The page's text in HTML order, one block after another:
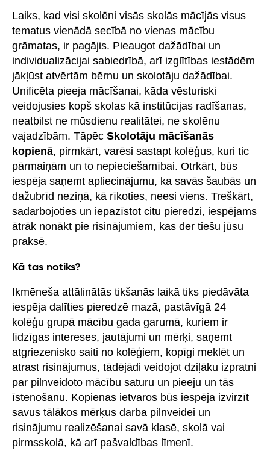
Laiks, kad visi skolēni visās skolās mācījās visus
tematus vienādā secībā no vienas mācību
grāmatas, ir pagājis. Pieaugot dažādībai un
individualizācijai sabiedrībā, arī izglītības iestādēm
jākļūst atvērtām bērnu un skolotāju dažādībai.
Unificēta pieeja mācīšanai, kāda vēsturiski
veidojusies kopš skolas kā institūcijas radīšanas,
neatbilst ne mūsdienu realitātei, ne skolēnu
vajadzībām. Tāpēc Skolotāju mācīšanās
kopienā, pirmkārt, varēsi sastapt kolēģus, kuri tic
pārmaiņām un to nepieciešamībai. Otrkārt, būs
iespēja saņemt apliecinājumu, ka savās šaubās un
dažubrīd neziņā, kā rīkoties, neesi viens. Treškārt,
sadarbojoties un iepazīstot citu pieredzi, iespējams
ātrāk nonākt pie risinājumiem, kas der tiešu jūsu
praksē.
Kā tas notiks?
Ikmēneša attālinātās tikšanās laikā tiks piedāvāta
iespēja dalīties pieredzē mazā, pastāvīgā 24
kolēģu grupā mācību gada garumā, kuriem ir
līdzīgas intereses, jautājumi un mērķi, saņemt
atgriezenisko saiti no kolēģiem, kopīgi meklēt un
atrast risinājumus, tādējādi veidojot dziļāku izpratni
par pilnveidoto mācību saturu un pieeju un tās
īstenošanu. Kopienas ietvaros būs iespēja izvirzīt
savus tālākos mērķus darba pilnveidei un
risinājumu realizēšanai savā klasē, skolā vai
pirmsskolā, kā arī pašvaldības līmenī.